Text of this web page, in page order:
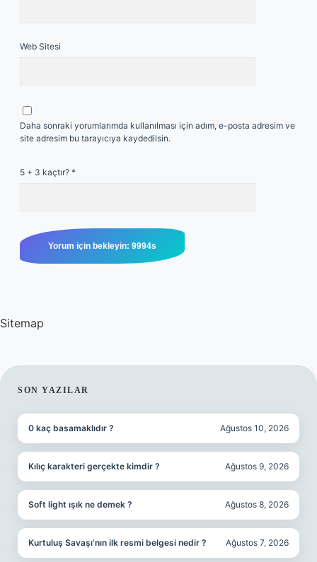
Web Sitesi
Daha sonraki yorumlarımda kullanılması için adım, e-posta adresim ve
site adresim bu tarayıcıya kaydedilsin.
5 + 3 kaçtır? *
Sitemap
SIDEBAR
SON YAZILAR
0 kaç basamaklıdır ? Ağustos 10, 2026
Kılıç karakteri gerçekte kimdir ? Ağustos 9, 2026
Soft light ışık ne demek ? Ağustos 8, 2026
Kurtuluş Savaşı’nın ilk resmi belgesi nedir ? Ağustos 7, 2026